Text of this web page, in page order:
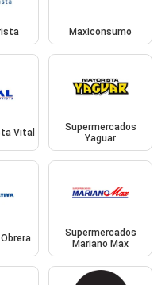
Maxiconsumo
Vital
Supermercados
Yaguar
Supermercados
Mariano Max